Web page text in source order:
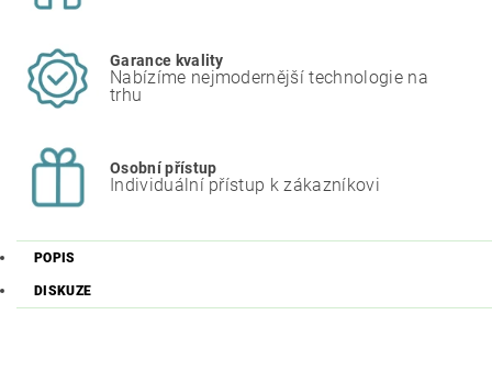
Garance kvality
Nabízíme nejmodernější technologie na
trhu
Osobní přístup
Individuální přístup k zákazníkovi
POPIS
DISKUZE